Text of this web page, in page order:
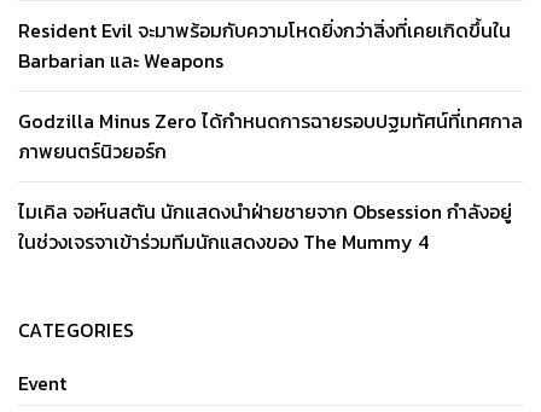
Resident Evil จะมาพร้อมกับความโหดยิ่งกว่าสิ่งที่เคยเกิดขึ้นใน
Barbarian และ Weapons
Godzilla Minus Zero ได้กำหนดการฉายรอบปฐมทัศน์ที่เทศกาล
ภาพยนตร์นิวยอร์ก
ไมเคิล จอห์นสตัน นักแสดงนำฝ่ายชายจาก Obsession กำลังอยู่
ในช่วงเจรจาเข้าร่วมทีมนักแสดงของ The Mummy 4
CATEGORIES
Event